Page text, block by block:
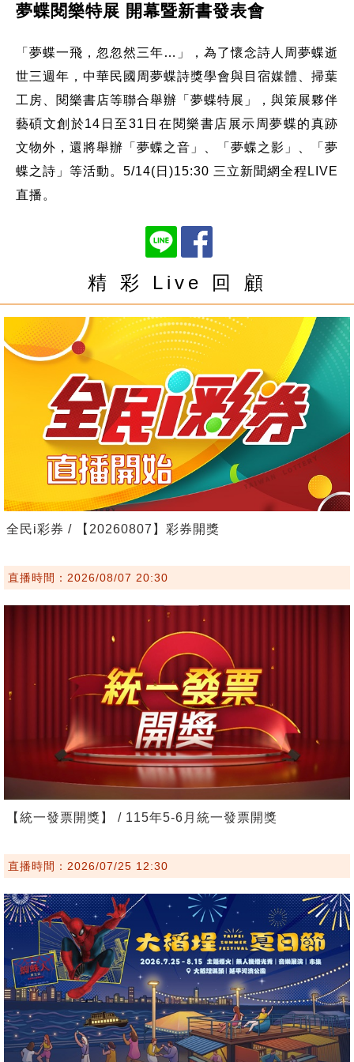
夢蝶閱樂特展 開幕暨新書發表會
「夢蝶一飛，忽忽然三年…」，為了懷念詩人周夢蝶逝
世三週年，中華民國周夢蝶詩獎學會與目宿媒體、掃葉
工房、閱樂書店等聯合舉辦「夢蝶特展」，與策展夥伴
藝碩文創於14日至31日在閱樂書店展示周夢蝶的真跡
文物外，還將舉辦「夢蝶之音」、「夢蝶之影」、「夢
蝶之詩」等活動。5/14(日)15:30 三立新聞網全程LIVE
直播。
精 彩 Live 回 顧
全民i彩券 / 【20260807】彩券開獎
直播時間：2026/08/07 20:30
【統一發票開獎】 / 115年5-6月統一發票開獎
直播時間：2026/07/25 12:30